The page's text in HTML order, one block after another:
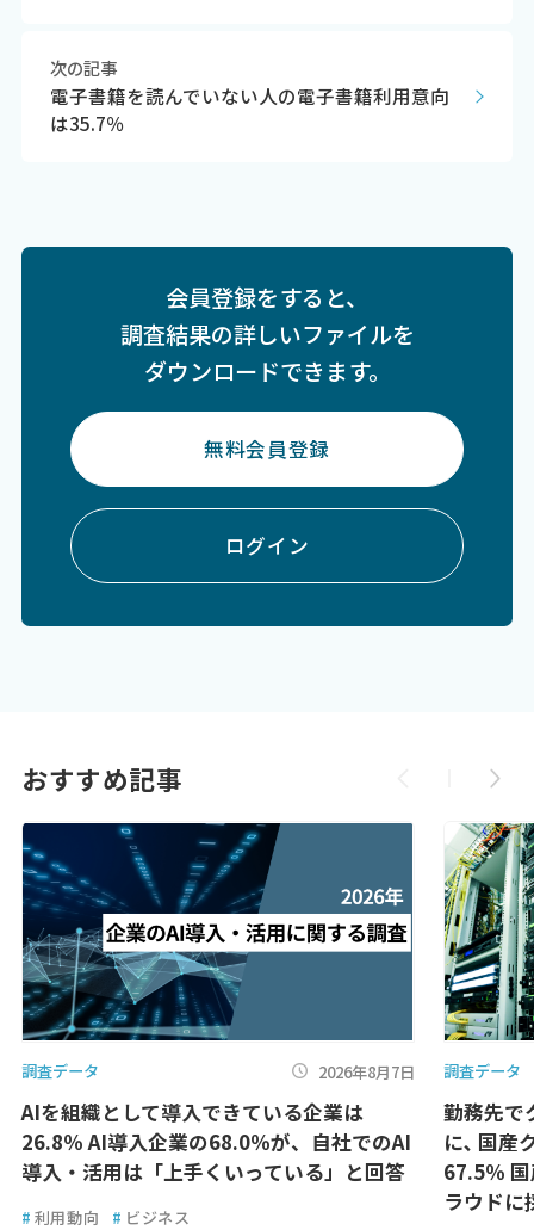
次の記事
電子書籍を読んでいない人の電子書籍利用意向
は35.7％
会員登録をすると、
調査結果の詳しいファイルを
ダウンロードできます。
無料会員登録
ログイン
おすすめ記事
調査データ 2026年8月7日
AIを組織として導入できている企業は
26.8％ AI導入企業の68.0％が、自社でのAI
導入・活用は「上手くいっている」と回答
# 利用動向 # ビジネス
調査データ
勤務先で
に､ 国産
67.5％
ラウドに